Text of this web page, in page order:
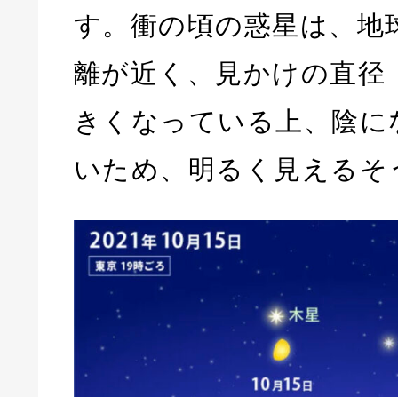
す。衝の頃の惑星は、地
離が近く、見かけの直径
きくなっている上、陰
いため、明るく見えるそ